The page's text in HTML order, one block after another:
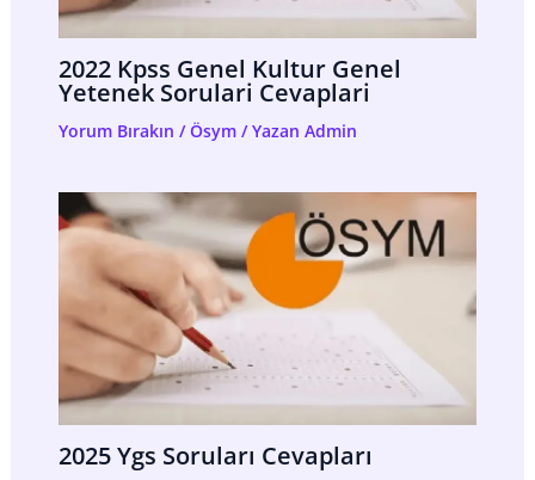
2022 Kpss Genel Kultur Genel
Yetenek Sorulari Cevaplari
Yorum Bırakın /Ösym/ Yazan Admin
2025 Ygs Soruları Cevapları